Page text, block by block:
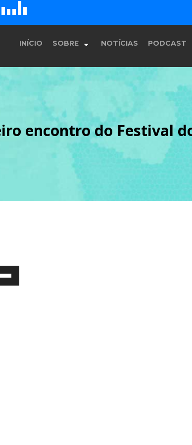
E F
INÍCIO SOBRE
História
Equipe
Programação
NOTÍCIAS PODCAST
encontro do Festival